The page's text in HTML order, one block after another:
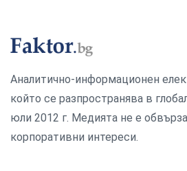
Аналитично-информационен
който се разпространява в
юли 2012 г. Медията не е
корпоративни интереси.